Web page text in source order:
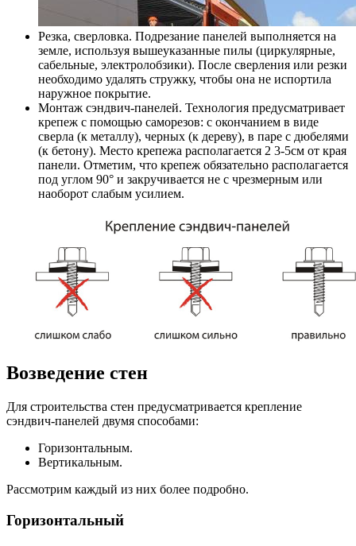
Резка, сверловка. Подрезание панелей выполняется на
земле, используя вышеуказанные пилы (циркулярные,
сабельные, электролобзики). После сверления или резки
необходимо удалять стружку, чтобы она не испортила
наружное покрытие.
Монтаж сэндвич-панелей. Технология предусматривает
крепеж с помощью саморезов: с окончанием в виде
сверла (к металлу), черных (к дереву), в паре с дюбелями
(к бетону). Место крепежа располагается 2 3-5см от края
панели. Отметим, что крепеж обязательно располагается
под углом 90° и закручивается не с чрезмерным или
наоборот слабым усилием.
Возведение стен
Для строительства стен предусматривается крепление
сэндвич-панелей двумя способами:
Горизонтальным.
Вертикальным.
Рассмотрим каждый из них более подробно.
Горизонтальный